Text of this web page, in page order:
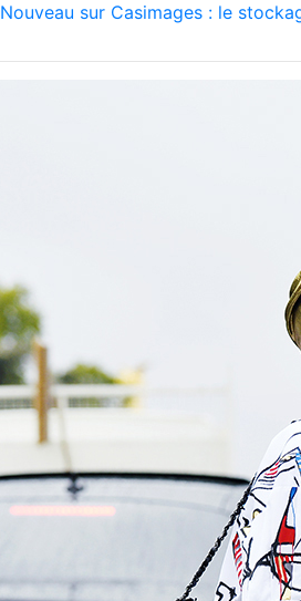
Nouveau sur Casimages : le